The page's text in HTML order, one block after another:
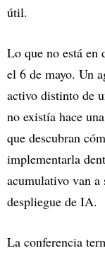
útil.
Lo que no está en
el 6 de mayo. Un
activo distinto de
no existía hace
que descubran
implementarla
acumulativo van a
despliegue de IA.
La conferencia